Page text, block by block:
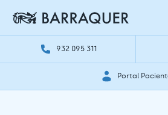
932 095 311
Portal